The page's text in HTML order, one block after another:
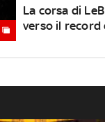
La corsa di
verso il record